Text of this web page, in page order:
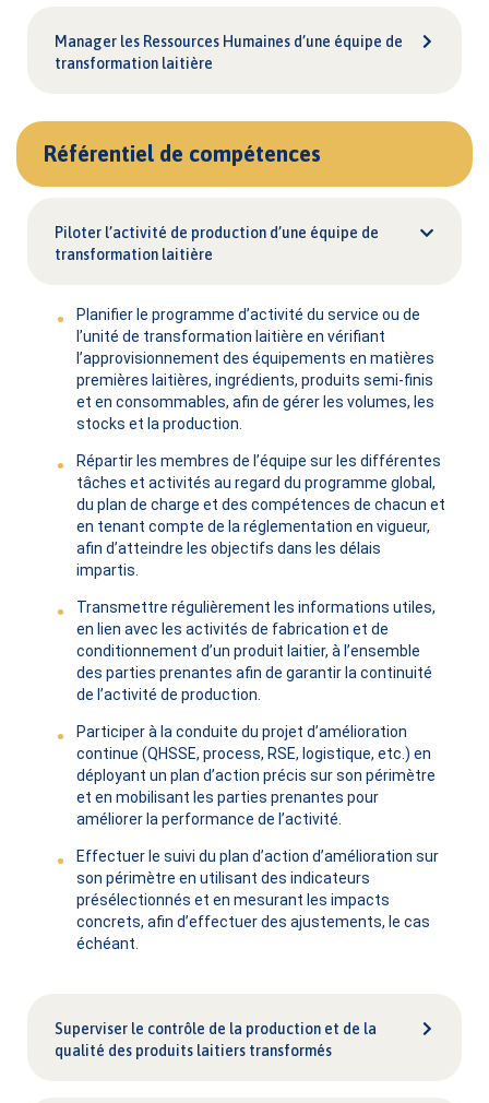
Manager les Ressources Humaines d’une équipe de
transformation laitière
Référentiel de compétences
Piloter l’activité de production d’une équipe de
transformation laitière
Planifier le programme d’activité du service ou de
l’unité de transformation laitière en vérifiant
l’approvisionnement des équipements en matières
premières laitières, ingrédients, produits semi-finis
et en consommables, afin de gérer les volumes, les
stocks et la production.
Répartir les membres de l’équipe sur les différentes
tâches et activités au regard du programme global,
du plan de charge et des compétences de chacun et
en tenant compte de la réglementation en vigueur,
afin d’atteindre les objectifs dans les délais
impartis.
Transmettre régulièrement les informations utiles,
en lien avec les activités de fabrication et de
conditionnement d’un produit laitier, à l’ensemble
des parties prenantes afin de garantir la continuité
de l’activité de production.
Participer à la conduite du projet d’amélioration
continue (QHSSE, process, RSE, logistique, etc.) en
déployant un plan d’action précis sur son périmètre
et en mobilisant les parties prenantes pour
améliorer la performance de l’activité.
Effectuer le suivi du plan d’action d’amélioration sur
son périmètre en utilisant des indicateurs
présélectionnés et en mesurant les impacts
concrets, afin d’effectuer des ajustements, le cas
échéant.
Superviser le contrôle de la production et de la
qualité des produits laitiers transformés